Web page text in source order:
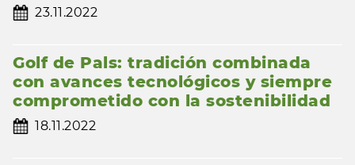
23.11.2022
Golf de Pals: tradición combinada
con avances tecnológicos y siempre
comprometido con la sostenibilidad
18.11.2022